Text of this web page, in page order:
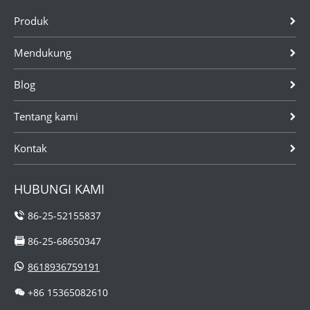
air deionisasi dan
sebagainya.FiturTri-
clamp end...
logam seri HH
tinggi (30...
Produk
Mendukung
Blog
Tentang kami
Kontak
HUBUNGI KAMI
86-25-52155837
86-25-68650347
8618936759191
+86 15365082610